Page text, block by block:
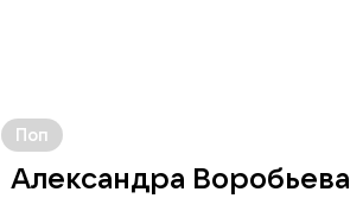
Поп
Александра Воробьева